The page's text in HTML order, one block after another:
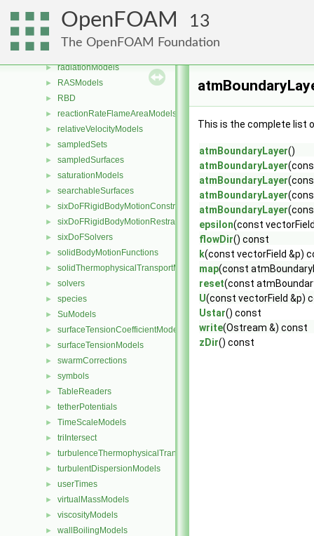
OpenFOAM 13
The OpenFOAM Foundation
► patchToPatches
► PDRDragModels
►
► radiationModels
► RASModels
► RBD
► reactionRateFlameAreaModels
► relativeVelocityModels
► sampledSets
► sampledSurfaces
► saturationModels
► searchableSurfaces
► sixDoFRigidBodyMotionConstraints
► sixDoFRigidBodyMotionRestraints
► sixDoFSolvers
► solidBodyMotionFunctions
► solidThermophysicalTransportModels
► solvers
► species
► SuModels
► surfaceTensionCoefficientModels
► surfaceTensionModels
► swarmCorrections
► symbols
► TableReaders
► tetherPotentials
► TimeScaleModels
► triIntersect
► turbulenceThermophysicalTransportModels
► turbulentDispersionModels
► userTimes
► virtualMassModels
► viscosityModels
► wallBoilingModels
This is the complete list
atmBoundaryLayer()
atmBoundaryLayer
atmBoundaryLayer
atmBoundaryLayer
atmBoundaryLayer
epsilon(const
flowDir() const
k(const vectorField &p)
map(const
reset(const
U(const vectorField &p)
Ustar() const
write(Ostream &) const
zDir() const